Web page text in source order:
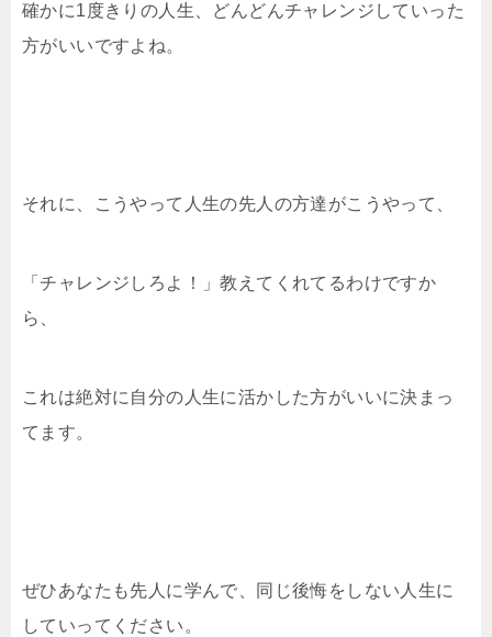
確かに1度きりの人生、どんどんチャレンジしていった
方がいいですよね。
それに、こうやって人生の先人の方達がこうやって、
「チャレンジしろよ！」教えてくれてるわけですか
ら、
これは絶対に自分の人生に活かした方がいいに決まっ
てます。
ぜひあなたも先人に学んで、同じ後悔をしない人生に
していってください。